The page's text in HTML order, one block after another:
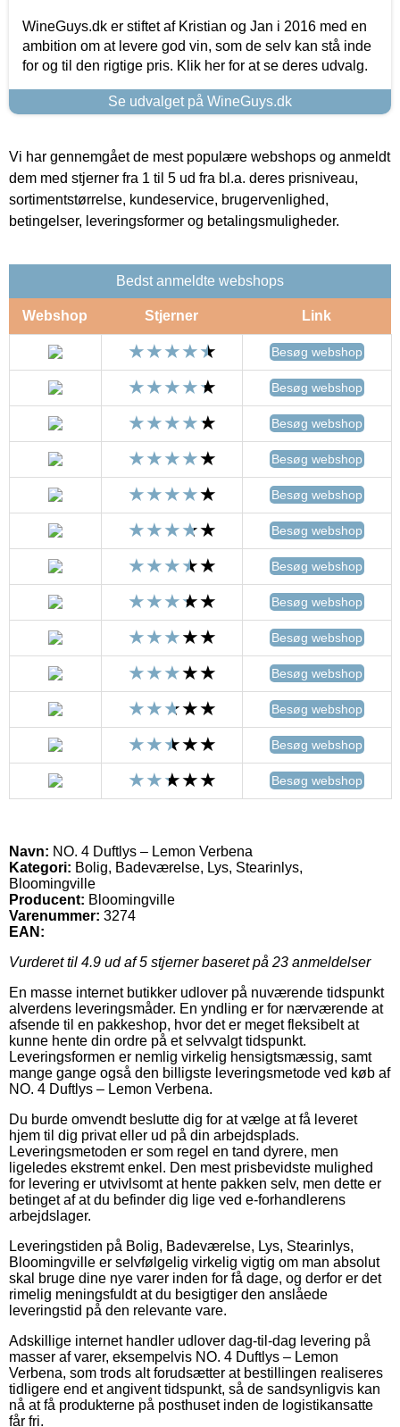
WineGuys.dk er stiftet af Kristian og Jan i 2016 med en
ambition om at levere god vin, som de selv kan stå inde
for og til den rigtige pris. Klik her for at se deres udvalg.
Se udvalget på WineGuys.dk
Vi har gennemgået de mest populære webshops og anmeldt
dem med stjerner fra 1 til 5 ud fra bl.a. deres prisniveau,
sortimentstørrelse, kundeservice, brugervenlighed,
betingelser, leveringsformer og betalingsmuligheder.
Bedst anmeldte webshops
Webshop Stjerner Link
Besøg webshop
Besøg webshop
Besøg webshop
Besøg webshop
Besøg webshop
Besøg webshop
Besøg webshop
Besøg webshop
Besøg webshop
Besøg webshop
Besøg webshop
Besøg webshop
Besøg webshop
Navn: NO. 4 Duftlys – Lemon Verbena
Kategori: Bolig, Badeværelse, Lys, Stearinlys,
Bloomingville
Producent: Bloomingville
Varenummer: 3274
EAN:
Vurderet til 4.9 ud af 5 stjerner baseret på 23 anmeldelser
En masse internet butikker udlover på nuværende tidspunkt
alverdens leveringsmåder. En yndling er for nærværende at
afsende til en pakkeshop, hvor det er meget fleksibelt at
kunne hente din ordre på et selvvalgt tidspunkt.
Leveringsformen er nemlig virkelig hensigtsmæssig, samt
mange gange også den billigste leveringsmetode ved køb af
NO. 4 Duftlys – Lemon Verbena.
Du burde omvendt beslutte dig for at vælge at få leveret
hjem til dig privat eller ud på din arbejdsplads.
Leveringsmetoden er som regel en tand dyrere, men
ligeledes ekstremt enkel. Den mest prisbevidste mulighed
for levering er utvivlsomt at hente pakken selv, men dette er
betinget af at du befinder dig lige ved e-forhandlerens
arbejdslager.
Leveringstiden på Bolig, Badeværelse, Lys, Stearinlys,
Bloomingville er selvfølgelig virkelig vigtig om man absolut
skal bruge dine nye varer inden for få dage, og derfor er det
rimelig meningsfuldt at du besigtiger den anslåede
leveringstid på den relevante vare.
Adskillige internet handler udlover dag-til-dag levering på
masser af varer, eksempelvis NO. 4 Duftlys – Lemon
Verbena, som trods alt forudsætter at bestillingen realiseres
tidligere end et angivent tidspunkt, så de sandsynligvis kan
nå at få produkterne på posthuset inden de logistikansatte
får fri.